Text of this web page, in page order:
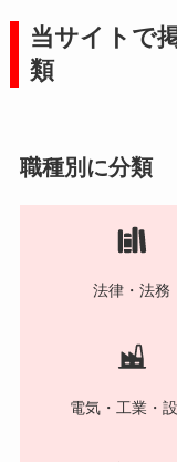
当サイトで
類
職種別に分類
法律・法務
電気・工業・